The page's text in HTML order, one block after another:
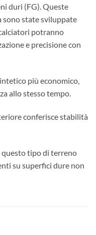
duri (FG). Queste
sono state sviluppate
potranno
e precisione con
più economico,
allo stesso tempo.
conferisce stabilità
questo tipo di terreno
su superfici dure non